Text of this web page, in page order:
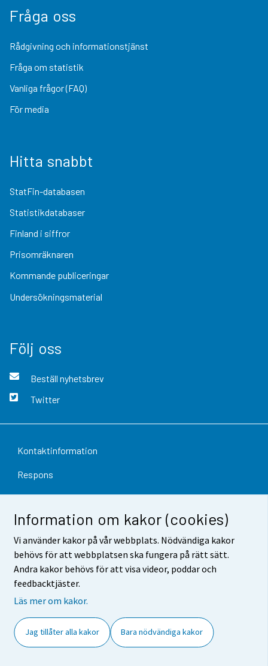
Information om kakor (cookies)
Vi använder kakor på vår webbplats. Nödvändiga kakor
behövs för att webbplatsen ska fungera på rätt sätt.
Andra kakor behövs för att visa videor, poddar och
feedbacktjäster.
Läs mer om kakor.
Jag tillåter alla kakor Bara nödvändiga kakor
Fråga oss
Rådgivning och informationstjänst
Fråga om statistik
Vanliga frågor (FAQ)
För media
Hitta snabbt
StatFin-databasen
Statistikdatabaser
Finland i siffror
Prisomräknaren
Kommande publiceringar
Undersökningsmaterial
Följ oss
Beställ nyhetsbrev
Twitter
Kontaktinformation
Respons
Användarvillkor
Dataskydd
Tillgänglighet
Information om webbplatsen